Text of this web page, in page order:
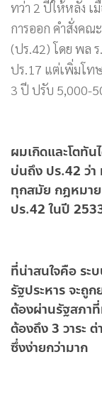
ทว่า 2 ปีให้หลัง เ
การออก คำสั่งค
(ปร.42) โดย พล
ปร.17 แต่เพิ่มโท
3 ปี ปรับ 5,000-
ผมเกิดและโต
บ่นถึง ปร.42 ว่
ทุกสมัย กฎหมา
ปร.42 ในปี
ที่น่าสนใจคือ ระ
รัฐประหาร จะถู
ต้องผ่านรัฐสภา
ต้องถึง 3 วาระ
ซึ่งง่ายกว่ามาก